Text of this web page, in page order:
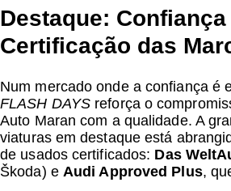
Destaque: Confiança
Certificação das
Num mercado onde a confiança é
FLASH DAYS reforça o
Auto Maran com a qualidade. A
viaturas em destaque está
de usados certificados: Das
Škoda) e Audi Approved Plus,